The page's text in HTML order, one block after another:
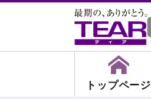
トップページ